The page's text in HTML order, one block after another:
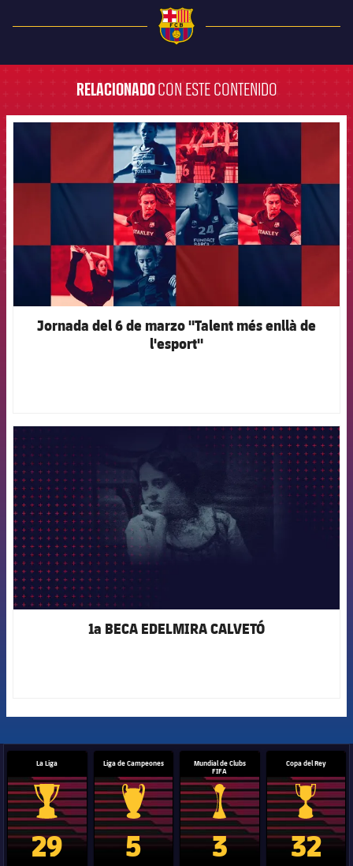
RELACIONADOCON ESTE CONTENIDO
FCB Barcelona badge
Jornada del 6 de marzo "Talent més enllà de
l'esport"
FCB Barcelona badge
1a BECA EDELMIRA CALVETÓ
La Liga
Trofeo de La Liga
29
Liga de Campeones
Trofeo de la Liga de Campeones
5
Mundial de Clubs
FIFA
Trofeo del Mundial de
3
Copa del Rey
Copa del
32